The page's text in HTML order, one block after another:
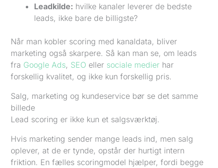
Leadkilde: hvilke kanaler leverer de bedste
leads, ikke bare de billigste?
Når man kobler scoring med kanaldata, bliver
marketing også skarpere. Så kan man se, om leads
fra Google Ads, SEO eller sociale medier har
forskellig kvalitet, og ikke kun forskellig pris.
Salg, marketing og kundeservice bør se det samme
billede
Lead scoring er ikke kun et salgsværktøj.
Hvis marketing sender mange leads ind, men salg
oplever, at de er tynde, opstår der hurtigt intern
friktion. En fælles scoringmodel hjælper, fordi begge